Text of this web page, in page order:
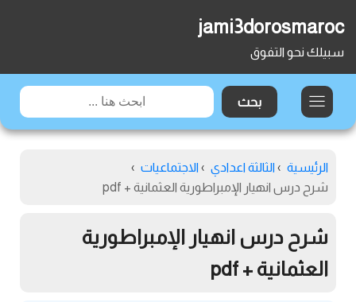
jami3dorosmaroc
سبيلك نحو التفوق
الرئيسية › الثالثة اعدادي › الاجتماعيات ›
شرح درس انهيار الإمبراطورية العثمانية + pdf
شرح درس انهيار الإمبراطورية
العثمانية + pdf